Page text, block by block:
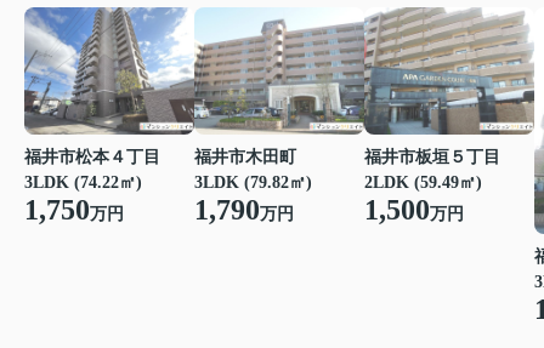
福井市松本４丁目
3LDK (74.22㎡)
1,750万円
福井市木田町
3LDK (79.82㎡)
1,790万円
福井市板垣５丁目
2LDK (59.49㎡)
1,500万円